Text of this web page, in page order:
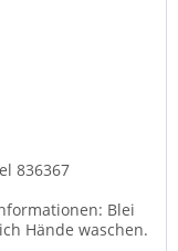
836367
Blei
Hände waschen.